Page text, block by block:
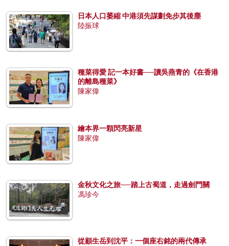
日本人口萎縮 中港須先謀劃免步其後塵
陸振球
種菜得愛 記一本好書──讀吳燕青的《在香港
的離島種菜》
陳家偉
繪本界一顆閃亮新星
陳家偉
金秋文化之旅──踏上古蜀道，走過劍門關
馮珍今
從顧生岳到沈平：一個座右銘的兩代傳承